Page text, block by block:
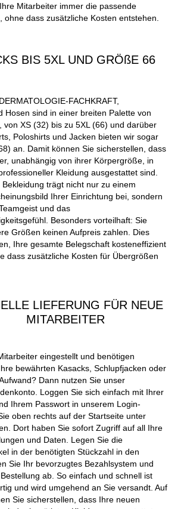
Mitarbeiter immer die passende
ohne dass zusätzliche Kosten entstehen.
BIS 5XL UND GRÖßE 66
FACHKRAFT,
Hosen sind in einer breiten Palette von
von XS (32) bis zu 5XL (66) und darüber
Poloshirts und Jacken bieten wir sogar
an. Damit können Sie sicherstellen, dass
unabhängig von ihrer Körpergröße, in
Kleidung ausgestattet sind.
trägt nicht nur zu einem
Ihrer Einrichtung bei, sondern
und das
Besonders vorteilhaft: Sie
Größen keinen Aufpreis zahlen. Dies
Ihre gesamte Belegschaft kosteneffizient
dass zusätzliche Kosten für Übergrößen
LIEFERUNG FÜR NEUE
MITARBEITER
eingestellt und benötigen
bewährten Kasacks, Schlupfjacken oder
Dann nutzen Sie unser
Loggen Sie sich einfach mit Ihrer
Ihrem Passwort in unserem Login-
oben rechts auf der Startseite unter
Dort haben Sie sofort Zugriff auf all Ihre
und Daten. Legen Sie die
in der benötigten Stückzahl in den
Sie Ihr bevorzugtes Bezahlsystem und
ab. So einfach und schnell ist
und wird umgehend an Sie versandt. Auf
Sie sicherstellen, dass Ihre neuen